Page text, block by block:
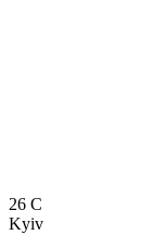
26 C
Kyiv